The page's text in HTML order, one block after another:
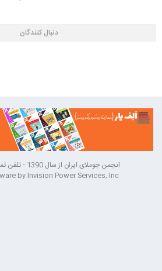
دنبال کنندگان
انجمن جوملای ایران از سال 1390 - تلفن تماس 02165399984
by Invision Power Services, Inc.